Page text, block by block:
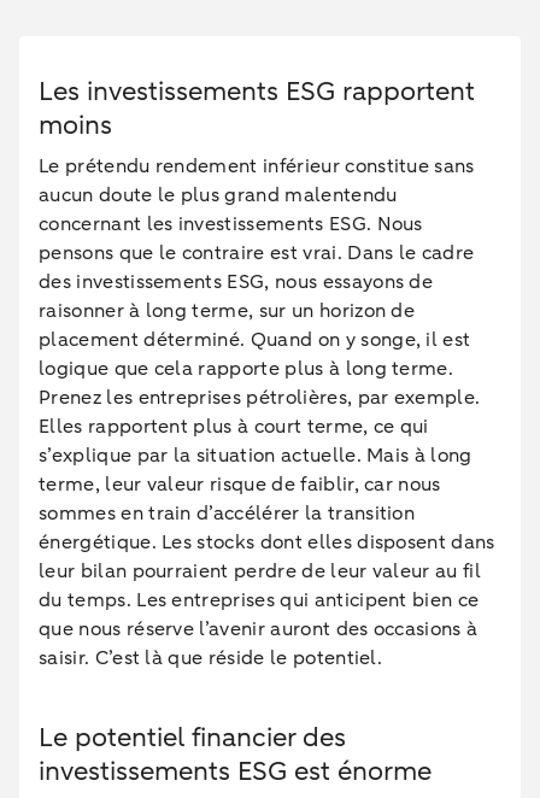
Les investissements ESG rapportent
moins
Le prétendu rendement inférieur constitue sans
aucun doute le plus grand malentendu
concernant les investissements ESG. Nous
pensons que le contraire est vrai. Dans le cadre
des investissements ESG, nous essayons de
raisonner à long terme, sur un horizon de
placement déterminé. Quand on y songe, il est
logique que cela rapporte plus à long terme.
Prenez les entreprises pétrolières, par exemple.
Elles rapportent plus à court terme, ce qui
s’explique par la situation actuelle. Mais à long
terme, leur valeur risque de faiblir, car nous
sommes en train d’accélérer la transition
énergétique. Les stocks dont elles disposent dans
leur bilan pourraient perdre de leur valeur au fil
du temps. Les entreprises qui anticipent bien ce
que nous réserve l’avenir auront des occasions à
saisir. C’est là que réside le potentiel.
Le potentiel financier des
investissements ESG est énorme